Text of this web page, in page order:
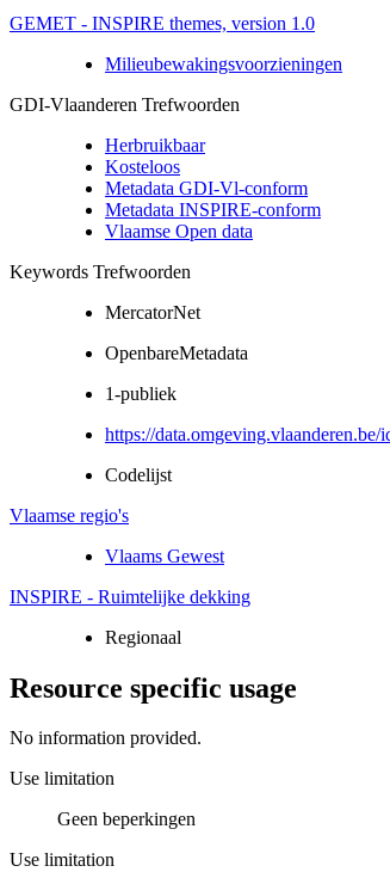
GEMET - INSPIRE themes, version 1.0
Milieubewakingsvoorzieningen
GDI-Vlaanderen Trefwoorden
Herbruikbaar
Kosteloos
Metadata GDI-Vl-conform
Metadata INSPIRE-conform
Vlaamse Open data
Keywords Trefwoorden
MercatorNet
OpenbareMetadata
1-publiek
https://
Codelijst
Vlaamse regio's
Vlaams Gewest
INSPIRE - Ruimtelijke dekking
Regionaal
Resource specific usage
No information provided.
Use limitation
Geen beperkingen
Use limitation